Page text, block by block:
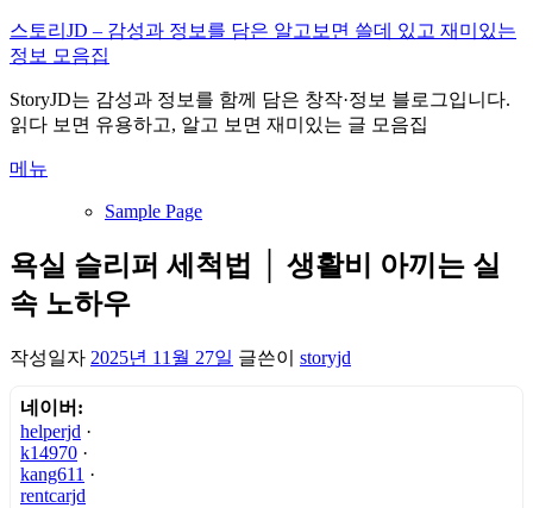
내
용
로
바
가
스토리JD – 감성과 정보를 담은 알고보면 쓸데 있고 재미있는
정보 모음집
StoryJD는 감성과 정보를 함께 담은 창작·정보 블로그입니다.
읽다 보면 유용하고, 알고 보면 재미있는 글 모음집
메뉴
Sample Page
욕실 슬리퍼 세척법 │ 생활비 아끼는 실
속 노하우
작성일자 2025년 11월 27일 글쓴이 storyjd
네이버:
helperjd ·
k14970 ·
kang611 ·
rentcarjd